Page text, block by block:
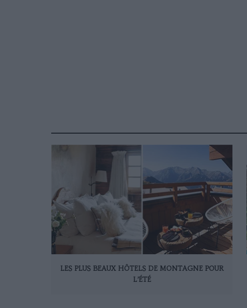
LES PLUS BEAUX HÔTELS DE MONTAGNE POUR
L’ÉTÉ